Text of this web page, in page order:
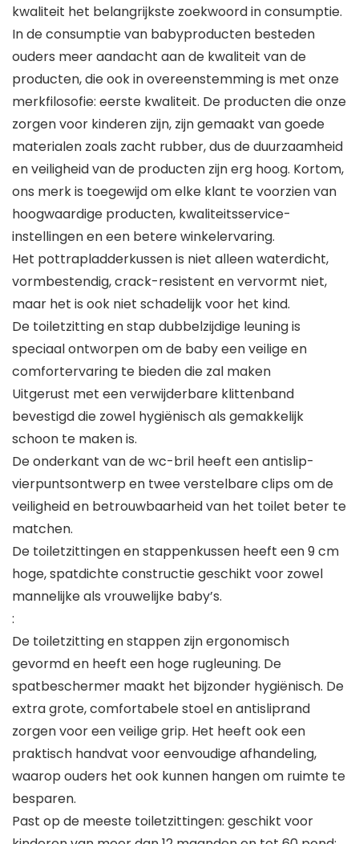
kwaliteit het belangrijkste zoekwoord in consumptie.
In de consumptie van babyproducten besteden
ouders meer aandacht aan de kwaliteit van de
producten, die ook in overeenstemming is met onze
merkfilosofie: eerste kwaliteit. De producten die onze
zorgen voor kinderen zijn, zijn gemaakt van goede
materialen zoals zacht rubber, dus de duurzaamheid
en veiligheid van de producten zijn erg hoog. Kortom,
ons merk is toegewijd om elke klant te voorzien van
hoogwaardige producten, kwaliteitsservice-
instellingen en een betere winkelervaring.
Het pottrapladderkussen is niet alleen waterdicht,
vormbestendig, crack-resistent en vervormt niet,
maar het is ook niet schadelijk voor het kind.
De toiletzitting en stap dubbelzijdige leuning is
speciaal ontworpen om de baby een veilige en
comfortervaring te bieden die zal maken
Uitgerust met een verwijderbare klittenband
bevestigd die zowel hygiënisch als gemakkelijk
schoon te maken is.
De onderkant van de wc-bril heeft een antislip-
vierpuntsontwerp en twee verstelbare clips om de
veiligheid en betrouwbaarheid van het toilet beter te
matchen.
De toiletzittingen en stappenkussen heeft een 9 cm
hoge, spatdichte constructie geschikt voor zowel
mannelijke als vrouwelijke baby’s.
:
De toiletzitting en stappen zijn ergonomisch
gevormd en heeft een hoge rugleuning. De
spatbeschermer maakt het bijzonder hygiënisch. De
extra grote, comfortabele stoel en antisliprand
zorgen voor een veilige grip. Het heeft ook een
praktisch handvat voor eenvoudige afhandeling,
waarop ouders het ook kunnen hangen om ruimte te
besparen.
Past op de meeste toiletzittingen: geschikt voor